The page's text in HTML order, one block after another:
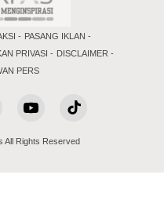
PASANG IKLAN
PRIVASI
DISCLAIMER
PERS
All Rights Reserved